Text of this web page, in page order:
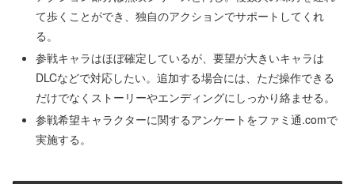
て歩くことができ、独自のアクションでサポートしてくれ
る。
参戦キャラはほぼ確定しているが、要望が大きいキャラは
DLCなどで対応したい。追加する場合には、ただ操作できる
だけでなくストーリーやエンディングにしっかり絡ませる。
参戦希望キャラクターに関するアンケートをファミ通.comで
実施する。